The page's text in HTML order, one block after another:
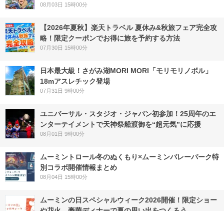
08月03日 15時00分
【2026年夏秋】楽天トラベル 夏休み&秋旅フェア完全攻
略！限定クーポンでお得に旅を予約する方法
07月30日 15時00分
日本最大級！さがみ湖MORI MORI「モリモリノボル」
18mアスレチック登場
07月31日 9時00分
ユニバーサル・スタジオ・ジャパン初参加！25周年のエ
ンターテイメントで天神祭船渡御を“超元気”に応援
08月01日 9時00分
ムーミントロール冬のぬくもり×ムーミンバレーパーク特
別コラボ開催情報まとめ
08月04日 15時00分
ムーミンの日スペシャルウィーク2026開催！限定ショー